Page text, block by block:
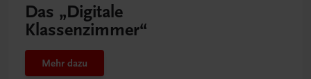
Das „Digitale
Klassenzimmer“
Mehr dazu